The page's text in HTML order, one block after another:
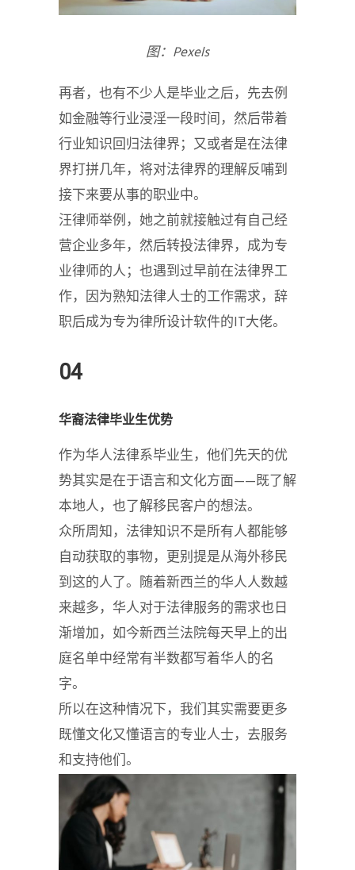
图：Pexels
再者，也有不少人是毕业之后，先去例
如金融等行业浸淫一段时间，然后带着
行业知识回归法律界；又或者是在法律
界打拼几年，将对法律界的理解反哺到
接下来要从事的职业中。
汪律师举例，她之前就接触过有自己经
营企业多年，然后转投法律界，成为专
业律师的人；也遇到过早前在法律界工
作，因为熟知法律人士的工作需求，辞
职后成为专为律所设计软件的IT大佬。
04
华裔法律毕业生优势
作为华人法律系毕业生，他们先天的优
势其实是在于语言和文化方面——既了解
本地人，也了解移民客户的想法。
众所周知，法律知识不是所有人都能够
自动获取的事物，更别提是从海外移民
到这的人了。随着新西兰的华人人数越
来越多，华人对于法律服务的需求也日
渐增加，如今新西兰法院每天早上的出
庭名单中经常有半数都写着华人的名
字。
所以在这种情况下，我们其实需要更多
既懂文化又懂语言的专业人士，去服务
和支持他们。